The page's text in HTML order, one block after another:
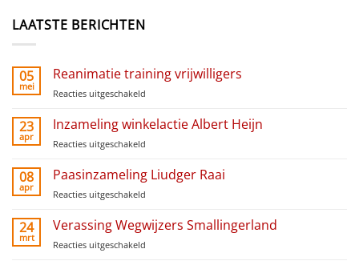
LAATSTE BERICHTEN
05
mei
Reanimatie training vrijwilligers
Reacties uitgeschakeld
training
23
apr
Inzameling winkelactie Albert Heijn
Reacties uitgeschakeld
winkelactie
Albert
08
apr
Paasinzameling Liudger Raai
Reacties uitgeschakeld
Liudger
Raai
24
mrt
Verassing Wegwijzers Smallingerland
Reacties uitgeschakeld